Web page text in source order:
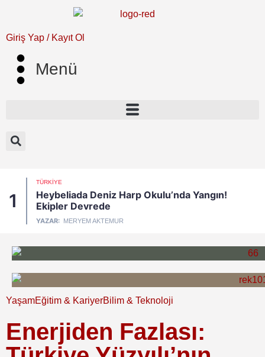
Giriş Yap / Kayıt Ol
Menü
1
TÜRKIYE
Heybeliada Deniz Harp Okulu’nda Yangın!
Ekipler Devrede
YAZAR: MERYEM AKTEMUR
YaşamEğitim & KariyerBilim & Teknoloji
Enerjiden Fazlası: